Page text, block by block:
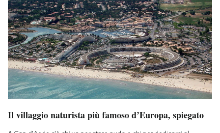
Il villaggio naturista più famoso d’Europa, spiegato